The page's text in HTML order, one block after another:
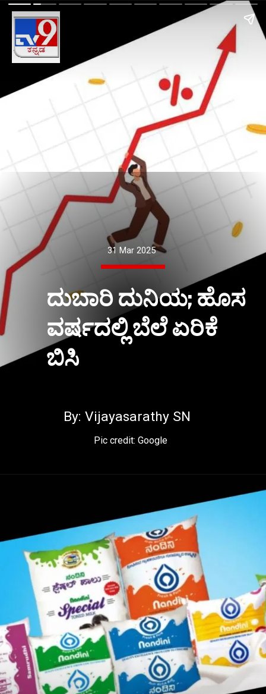
31 Mar 2025
Pic credit: Google
ದುಬಾರಿ ದುನಿಯ; ಹೊಸ
ವರ್ಷದಲ್ಲಿ ಬೆಲೆ ಏರಿಕೆ
ಬಿಸಿ
By: Vijayasarathy SN